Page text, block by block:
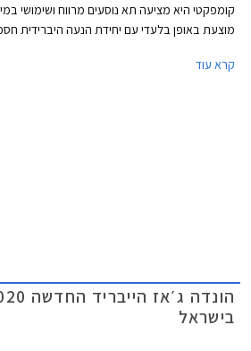
קומפקטי היא מציעה תא נוסעים מרווח ושימושי
מוצעת באופן בלעדי עם יחידת הנעה היברידית
למתחרות, לתג המחיר הגבוה בוודאי יש חלק בכך.
קרא עוד
בישראל